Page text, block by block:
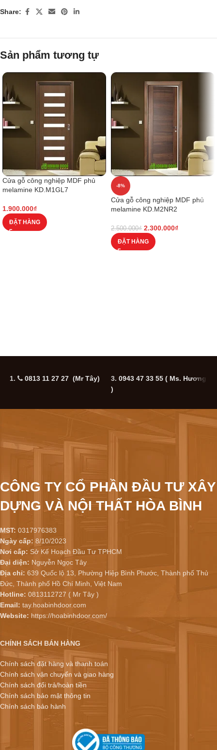
Share:
Sản phẩm tương tự
Cửa gỗ công nghiệp MDF phủ
melamine KD.M1GL7
1.900.000₫
ĐẶT HÀNG
-8%
Cửa gỗ công nghiệp MDF phủ
melamine KD.M2NR2
2.500.000₫ 2.300.000₫
ĐẶT HÀNG
1. 0813 11 27 27 (Mr Tây) 3. 0943 47 33 55 ( Ms. Hương
)
CÔNG TY CỔ PHẦN ĐẦU TƯ XÂY
DỰNG VÀ NỘI THẤT HÒA BÌNH
MST: 0317976383
Ngày cấp: 8/10/2023
Nơi cấp: Sở Kế Hoạch Đầu Tư TPHCM
Đại diện: Nguyễn Ngọc Tây
Địa chỉ: 639 Quốc lộ 13, Phường Hiệp Bình Phước, Thành phố Thủ
Đức, Thành phố Hồ Chí Minh, Việt Nam
Hotline: 0813112727 ( Mr Tây )
Email: tay.hoabinhdoor.com
Website: https://hoabinhdoor.com/
CHÍNH SÁCH BÁN HÀNG
Chính sách đặt hàng và thanh toán
Chính sách vận chuyển và giao hàng
Chính sách đổi trả/hoàn tiền
Chính sách bảo mật thông tin
Chính sách bảo hành